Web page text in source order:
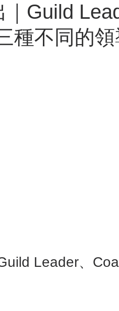
好康分享 明新
Guild
種不同的
Leader、